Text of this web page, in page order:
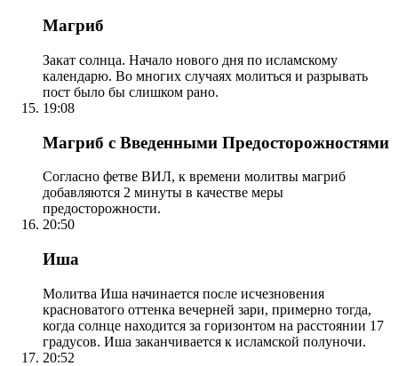
Магриб
Закат солнца. Начало нового дня по исламскому
календарю. Во многих случаях молиться и разрывать
пост было бы слишком рано.
19:08
Магриб с Введенными Предосторожностями
Согласно фетве ВИЛ, к времени молитвы магриб
добавляются 2 минуты в качестве меры
предосторожности.
20:50
Иша
Молитва Иша начинается после исчезновения
красноватого оттенка вечерней зари, примерно тогда,
когда солнце находится за горизонтом на расстоянии 17
градусов. Иша заканчивается к исламской полуночи.
20:52